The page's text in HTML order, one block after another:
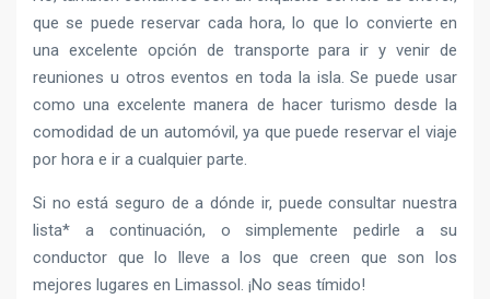
que se puede reservar cada hora, lo que lo convierte en
una excelente opción de transporte para ir y venir de
reuniones u otros eventos en toda la isla. Se puede usar
como una excelente manera de hacer turismo desde la
comodidad de un automóvil, ya que puede reservar el viaje
por hora e ir a cualquier parte.
Si no está seguro de a dónde ir, puede consultar nuestra
lista* a continuación, o simplemente pedirle a su
conductor que lo lleve a los que creen que son los
mejores lugares en Limassol. ¡No seas tímido!